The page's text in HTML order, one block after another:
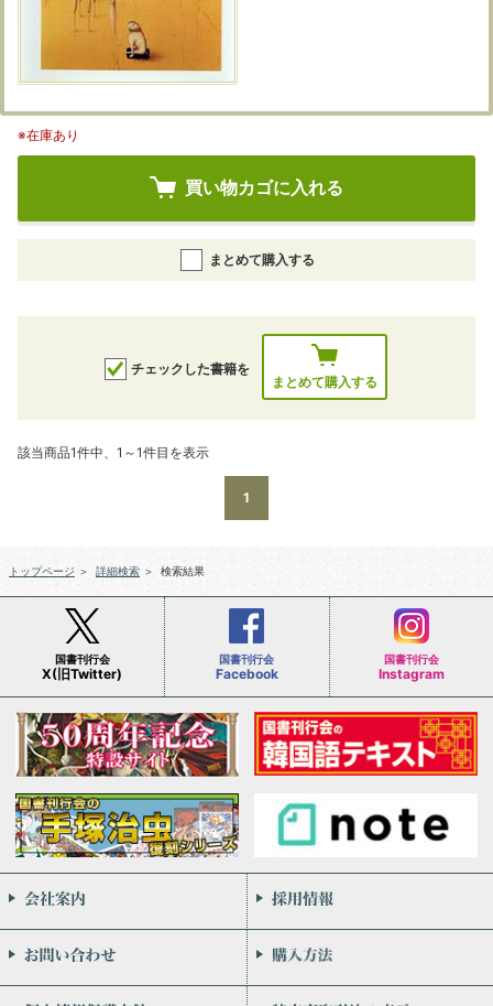
※在庫あり
買い物カゴに入れる
まとめて購入する
チェックした書籍を
まとめて購入する
該当商品1件中、1～1件目を表示
1
トップページ ＞ 詳細検索 ＞ 検索結果
国書刊行会
X(旧Twitter)
国書刊行会
Facebook
国書刊行会
Instagram
会社案内
お問い合わせ
個人情報保護方針